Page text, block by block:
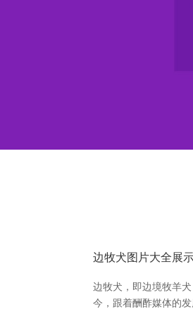
边牧犬图片大全展
边牧犬，即边境牧羊
今，跟着酬酢媒体的